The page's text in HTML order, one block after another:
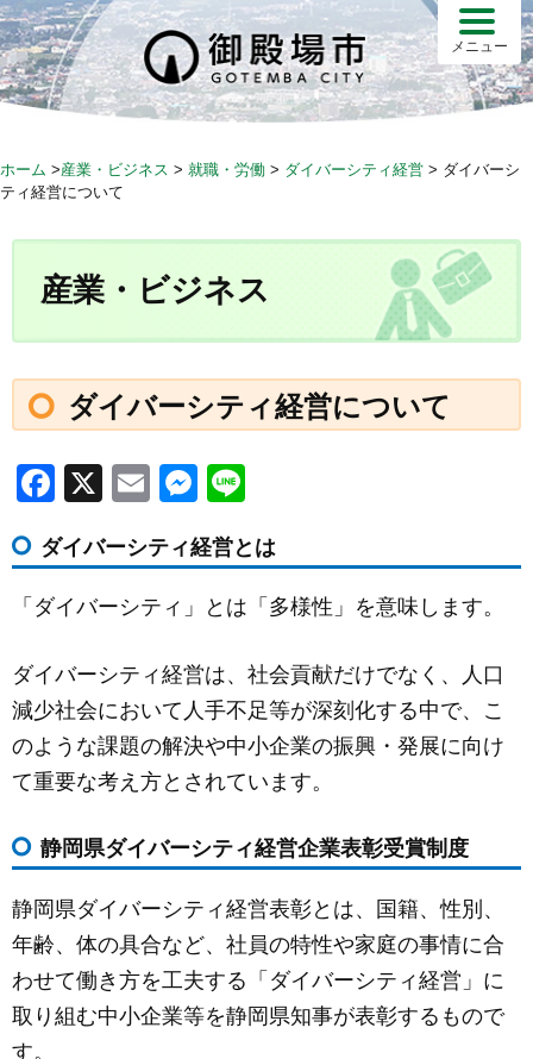
S
k
i
p
c
メニュー
ホーム >産業・ビジネス > 就職・労働 > ダイバーシティ経営 > ダイバーシ
ティ経営について
産業・ビジネス
ダイバーシティ経営について
F
c
e
o
o
k
X
E
ail
M
ss
e
g
er
e
ダイバーシティ経営とは
「ダイバーシティ」とは「多様性」を意味します。
ダイバーシティ経営は、社会貢献だけでなく、人口
減少社会において人手不足等が深刻化する中で、こ
のような課題の解決や中小企業の振興・発展に向け
て重要な考え方とされています。
静岡県ダイバーシティ経営企業表彰受賞制度
静岡県ダイバーシティ経営表彰とは、国籍、性別、
年齢、体の具合など、社員の特性や家庭の事情に合
わせて働き方を工夫する「ダイバーシティ経営」に
取り組む中小企業等を静岡県知事が表彰するもので
す。